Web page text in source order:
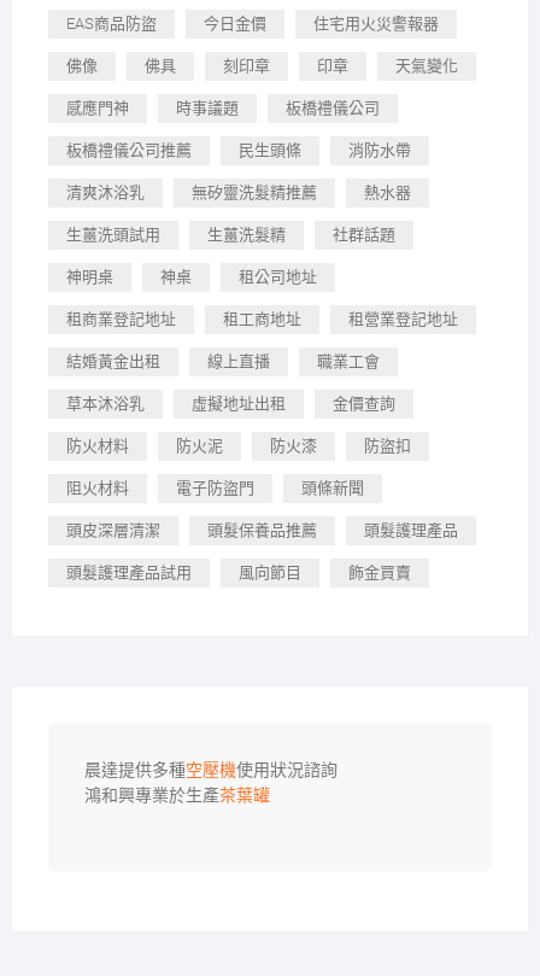
EAS商品防盜 今日金價 住宅用火災警報器
佛像 佛具 刻印章 印章 天氣變化
感應門神 時事議題 板橋禮儀公司
板橋禮儀公司推薦 民生頭條 消防水帶
清爽沐浴乳 無矽靈洗髮精推薦 熱水器
生薑洗頭試用 生薑洗髮精 社群話題
神明桌 神桌 租公司地址
租商業登記地址 租工商地址 租營業登記地址
結婚黃金出租 線上直播 職業工會
草本沐浴乳 虛擬地址出租 金價查詢
防火材料 防火泥 防火漆 防盜扣
阻火材料 電子防盜門 頭條新聞
頭皮深層清潔 頭髮保養品推薦 頭髮護理產品
頭髮護理產品試用 風向節目 飾金買賣
晨達提供多種空壓機使用狀況諮詢
鴻和興專業於生產茶葉罐